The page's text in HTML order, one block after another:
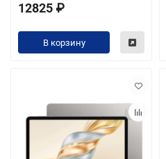
12825 ₽
В корзину